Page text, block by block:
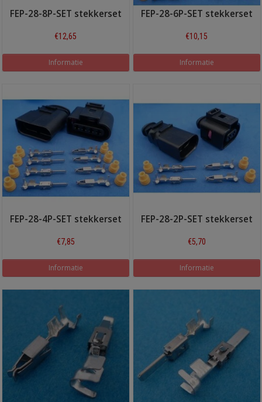
FEP-28-8P-SET stekkerset
€12,65
Informatie
FEP-28-6P-SET stekkerset
€10,15
Informatie
FEP-28-4P-SET stekkerset
€7,85
Informatie
FEP-28-2P-SET stekkerset
€5,70
Informatie